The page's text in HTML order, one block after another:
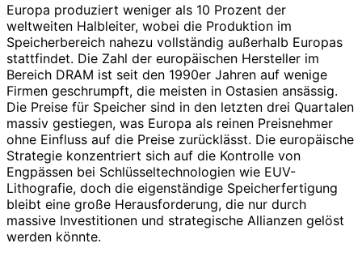
Europa produziert weniger als 10 Prozent der
weltweiten Halbleiter, wobei die Produktion im
Speicherbereich nahezu vollständig außerhalb Europas
stattfindet. Die Zahl der europäischen Hersteller im
Bereich DRAM ist seit den 1990er Jahren auf wenige
Firmen geschrumpft, die meisten in Ostasien ansässig.
Die Preise für Speicher sind in den letzten drei Quartalen
massiv gestiegen, was Europa als reinen Preisnehmer
ohne Einfluss auf die Preise zurücklässt. Die europäische
Strategie konzentriert sich auf die Kontrolle von
Engpässen bei Schlüsseltechnologien wie EUV-
Lithografie, doch die eigenständige Speicherfertigung
bleibt eine große Herausforderung, die nur durch
massive Investitionen und strategische Allianzen gelöst
werden könnte.